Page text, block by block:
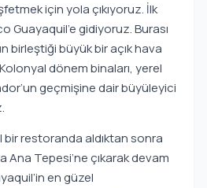
için yola çıkıyoruz. İlk
Guayaquil’e gidiyoruz. Burası
birleştiği büyük bir açık hava
dönem binaları, yerel
geçmişine dair büyüleyici
restoranda aldıktan sonra
Tepesi’ne çıkarak devam
en güzel